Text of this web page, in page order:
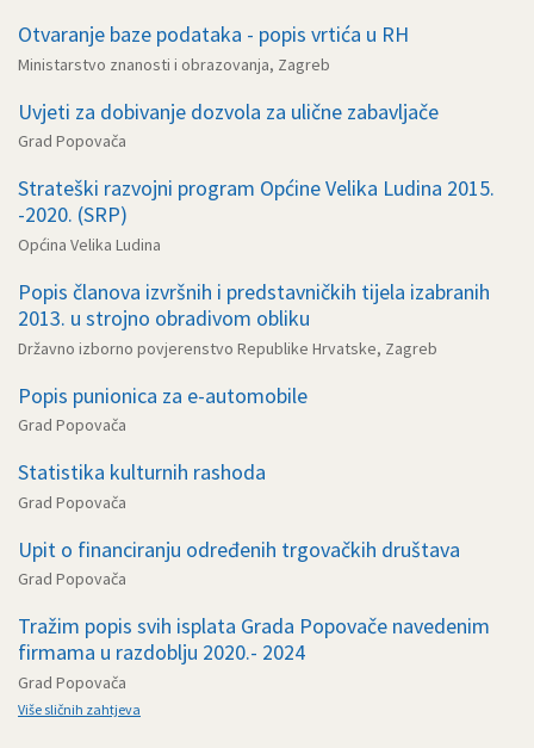
Otvaranje baze podataka - popis vrtića u RH
Ministarstvo znanosti i obrazovanja, Zagreb
Uvjeti za dobivanje dozvola za ulične zabavljače
Grad Popovača
Strateški razvojni program Općine Velika Ludina 2015.
-2020. (SRP)
Općina Velika Ludina
Popis članova izvršnih i predstavničkih tijela izabranih
2013. u strojno obradivom obliku
Državno izborno povjerenstvo Republike Hrvatske, Zagreb
Popis punionica za e-automobile
Grad Popovača
Statistika kulturnih rashoda
Grad Popovača
Upit o financiranju određenih trgovačkih društava
Grad Popovača
Tražim popis svih isplata Grada Popovače navedenim
firmama u razdoblju 2020.- 2024
Grad Popovača
Više sličnih zahtjeva